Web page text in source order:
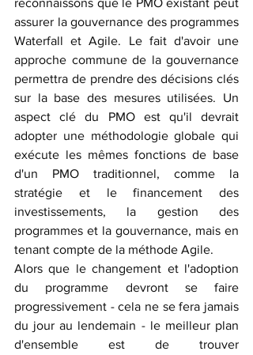
assurer la gouvernance des programmes
Waterfall et Agile. Le fait d'avoir une
approche commune de la gouvernance
permettra de prendre des décisions clés
sur la base des mesures utilisées. Un
aspect clé du PMO est qu'il devrait
adopter une méthodologie globale qui
exécute les mêmes fonctions de base
d'un PMO traditionnel, comme la
stratégie et le financement des
investissements, la gestion des
programmes et la gouvernance, mais en
tenant compte de la méthode Agile.
Alors que le changement et l'adoption
du programme devront se faire
progressivement - cela ne se fera jamais
du jour au lendemain - le meilleur plan
d'ensemble est de trouver